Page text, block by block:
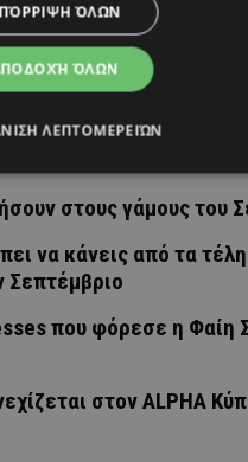
στους γάμους του
να κάνεις από τα
Σεπτέμβριο
που φόρεσε η Φαίη
στον ALPHA
ΌΛΩΝ
ΌΛΩΝ
ΛΕΠΤΟΜΕΡΕΙΏΝ